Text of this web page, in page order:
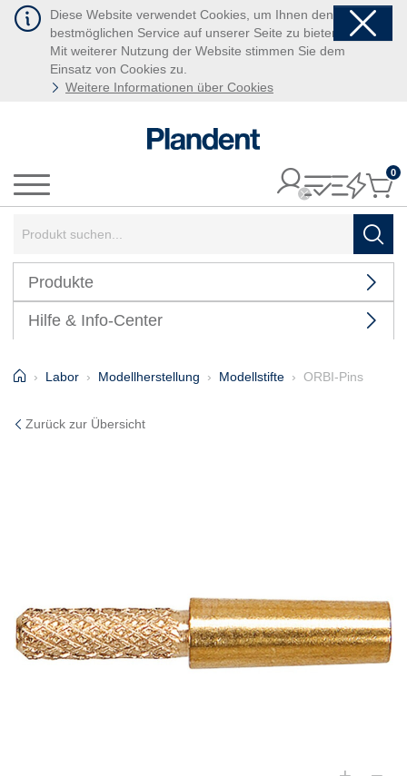
Diese Website verwendet Cookies, um Ihnen den
bestmöglichen Service auf unserer Seite zu bieten.
Mit weiterer Nutzung der Website stimmen Sie dem
Einsatz von Cookies zu.
Weitere Informationen über Cookies
Menü
0
Produkte
Hilfe & Info-Center
HomeLabor Modellherstellung Modellstifte ORBI-Pins
Zurück zur Übersicht